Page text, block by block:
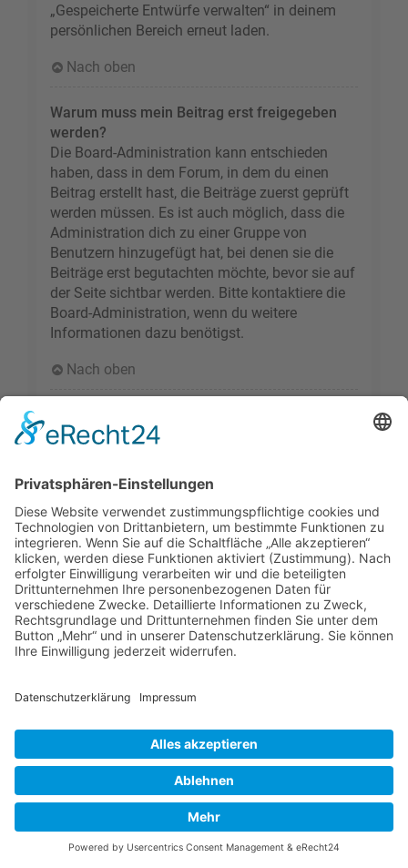
„Gespeicherte Entwürfe verwalten“ in deinem
persönlichen Bereich erneut laden.
Nach oben
Warum muss mein Beitrag erst freigegeben
werden?
Die Board-Administration kann entschieden
haben, dass in dem Forum, in dem du einen
Beitrag erstellt hast, die Beiträge zuerst geprüft
werden müssen. Es ist auch möglich, dass die
Administration dich zu einer Gruppe von
Benutzern hinzugefügt hat, bei denen sie die
Beiträge erst begutachten möchte, bevor sie auf
der Seite sichtbar werden. Bitte kontaktiere die
Board-Administration, wenn du weitere
Informationen dazu benötigst.
Nach oben
Durch Klicken des „Thema als neu markieren“-
Thema wieder ganz nach oben auf die erste
Seite des Forums holen. Wenn du den
entsprechenden Link nicht siehst, dann ist die
Funktion möglicherweise deaktiviert oder seit
der letzten Markierung ist nicht genügend Zeit
vergangen. Es ist auch möglich, das Thema
nach oben zu holen, indem du einfach eine
Antwort darauf schreibst. Stelle jedoch sicher,
dass du die Regeln dieses Boards beachtest! Es
wird meist nicht gerne gesehen, wenn ohne
Themen geantwortet wird.
Nach oben
Textforma
und
Thementy